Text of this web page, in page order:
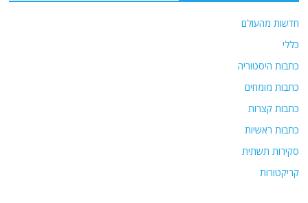
חדשות מהעולם
כללי
כתבות היסטוריה
כתבות מומחים
כתבות קצרות
כתבות ראשיות
סקירות תשתית
קריקטורות